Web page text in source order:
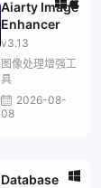
Aiarty Image
Enhancer
v3.13
图像处理增强工
具
2026-08-
08
Database